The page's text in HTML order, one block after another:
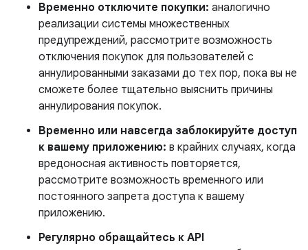
Временно отключите покупки: аналогично
реализации системы множественных
предупреждений, рассмотрите возможность
отключения покупок для пользователей с
аннулированными заказами до тех пор, пока вы не
сможете более тщательно выяснить причины
аннулирования покупок.
Временно или навсегда заблокируйте доступ
к вашему приложению: в крайних случаях, когда
вредоносная активность повторяется,
рассмотрите возможность временного или
постоянного запрета доступа к вашему
приложению.
Регулярно обращайтесь к API